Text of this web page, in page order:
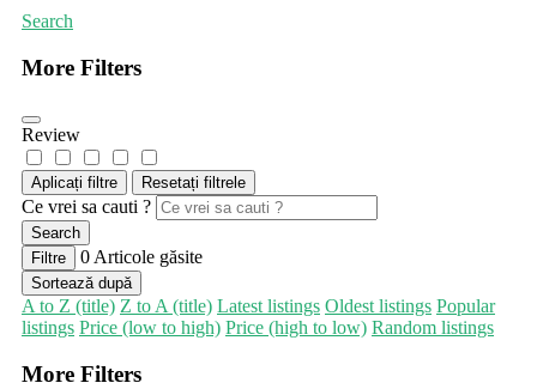
Search
More Filters
Review
Aplicați filtre Resetați filtrele
Ce vrei sa cauti ?
Search
Filtre
0 Articole găsite
Sortează după
A to Z (title) Z to A (title) Latest listings Oldest listings Popular
listings Price (low to high) Price (high to low) Random listings
More Filters